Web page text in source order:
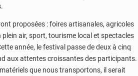
proposées : foires artisanales, agricoles
plein air, sport, tourisme local et spectacles
année, le festival passe de deux à cinq
aux attentes croissantes des participants.
que nous transportons, il serait